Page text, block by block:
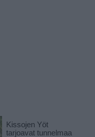
Kissojen Yöt
tarjoavat tunnelmaa